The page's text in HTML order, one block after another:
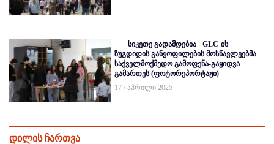
სიკეთე გადამდებია - GLC-ის
ზუგდიდის განყოფილების მოსწავლეებმა
საქველმოქმედო გამოფენა-გაყიდვა
გამართეს (ფოტორეპორტაჟი)
17 / აპრილი 2025
დილის ჩართვა